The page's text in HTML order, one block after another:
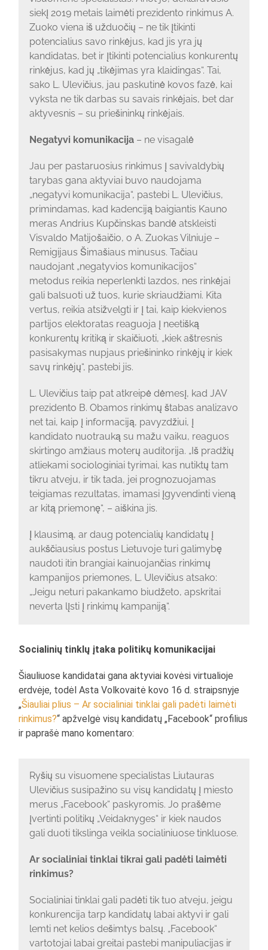
siekį 2019 metais laimėti prezidento rinkimus A.
Zuoko viena iš užduočių – ne tik įtikinti
potencialius savo rinkėjus, kad jis yra jų
kandidatas, bet ir įtikinti potencialius konkurentų
rinkėjus, kad jų „tikėjimas yra klaidingas“. Tai,
sako L. Ulevičius, jau paskutinė kovos fazė, kai
vyksta ne tik darbas su savais rinkėjais, bet dar
aktyvesnis – su priešininkų rinkėjais.
Negatyvi komunikacija– ne visagalė
Jau per pastaruosius rinkimus į savivaldybių
tarybas gana aktyviai buvo naudojama
„negatyvi komunikacija“, pastebi L. Ulevičius,
primindamas, kad kadenciją baigiantis Kauno
meras Andrius Kupčinskas bandė atskleisti
Visvaldo Matijošaičio, o A. Zuokas Vilniuje –
Remigijaus Šimašiaus minusus. Tačiau
naudojant „negatyvios komunikacijos“
metodus reikia neperlenkti lazdos, nes rinkėjai
gali balsuoti už tuos, kurie skriaudžiami. Kita
vertus, reikia atsižvelgti ir į tai, kaip kiekvienos
partijos elektoratas reaguoja į neetišką
konkurentų kritiką ir skaičiuoti, „kiek aštresnis
pasisakymas nupjaus priešininko rinkėjų ir kiek
savų rinkėjų“, pastebi jis.
L. Ulevičius taip pat atkreipė dėmesį, kad JAV
prezidento B. Obamos rinkimų štabas analizavo
net tai, kaip į informaciją, pavyzdžiui, į
kandidato nuotrauką su mažu vaiku, reaguos
skirtingo amžiaus moterų auditorija. „Iš pradžių
atliekami sociologiniai tyrimai, kas nutiktų tam
tikru atveju, ir tik tada, jei prognozuojamas
teigiamas rezultatas, imamasi įgyvendinti vieną
ar kitą priemonę“, – aiškina jis.
Į klausimą, ar daug potencialių kandidatų į
aukščiausius postus Lietuvoje turi galimybę
naudoti itin brangiai kainuojančias rinkimų
kampanijos priemones, L. Ulevičius atsako:
„Jeigu neturi pakankamo biudžeto, apskritai
neverta lįsti į rinkimų kampaniją“.
Socialinių tinklų įtaka politikų komunikacijai
Šiauliuose kandidatai gana aktyviai kovėsi virtualioje
erdvėje, todėl Asta Volkovaitė kovo 16 d. straipsnyje
„Šiauliai plius – Ar socialiniai tinklai gali padėti laimėti
rinkimus?“ apžvelgė visų kandidatų „Facebook“ profilius
ir paprašė mano komentaro:
Ryšių su visuomene specialistas Liutauras
Ulevičius susipažino su visų kandidatų į miesto
merus „Facebook“ paskyromis. Jo prašėme
įvertinti politikų „Veidaknyges“ ir kiek naudos
gali duoti tikslinga veikla socialiniuose tinkluose.
Ar socialiniai tinklai tikrai gali padėti laimėti
rinkimus?
Socialiniai tinklai gali padėti tik tuo atveju, jeigu
konkurencija tarp kandidatų labai aktyvi ir gali
lemti net kelios dešimtys balsų. „Facebook“
vartotojai labai greitai pastebi manipuliacijas ir